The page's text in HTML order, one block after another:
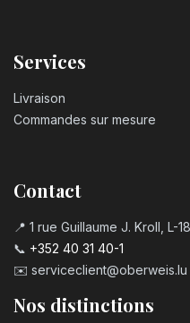
Services
Livraison
Commandes sur mesure
Contact
📍 1 rue Guillaume J. Kroll, L-
📞 +352 40 31 40-1
✉️ serviceclient@oberweis.lu
Nos distinctions